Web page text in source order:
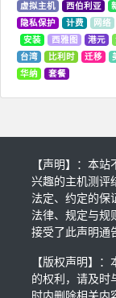
虚拟主机
西伯利亚
隐私保护
计费 网络
安装
西雅图 港元
台湾
比利时 迁移
华纳
套餐
【声明】：本
兴趣的主机测评
法定、约定的保
法律、规定与规
接受了此声明通
【版权声明】
的权利，请及时